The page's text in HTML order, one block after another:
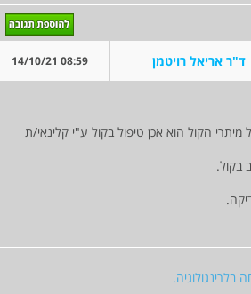
ד"ר אריאל רויטמן 08:59 14/10/21
הקול הוא אכן טיפול בקול ע"י קלינאי/ת
בקול.
בלרינגולוגיה.